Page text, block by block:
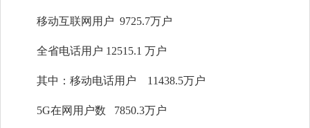
移动互联网用户 9725.7万户
全省电话用户 12515.1 万户
其中：移动电话用户 11438.5万户
5G在网用户数 7850.3万户